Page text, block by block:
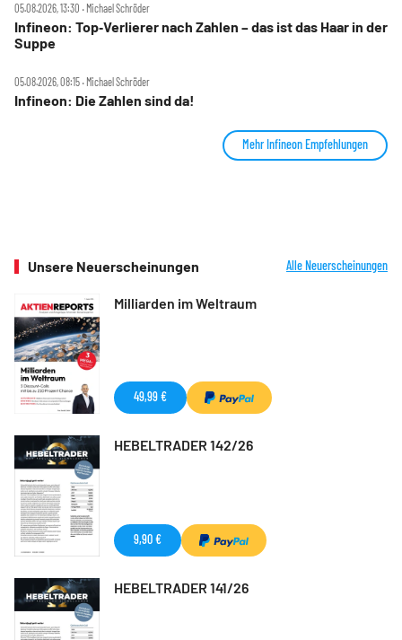
05.08.2026, 13:30 ‧ Michael Schröder
Infineon: Top‑Verlierer nach Zahlen – das ist das Haar in der
Suppe
05.08.2026, 08:15 ‧ Michael Schröder
Infineon: Die Zahlen sind da!
Mehr Infineon Empfehlungen
Unsere Neuerscheinungen Alle Neuerscheinungen
Milliarden im Weltraum
49,99 €
HEBELTRADER 142/26
9,90 €
HEBELTRADER 141/26